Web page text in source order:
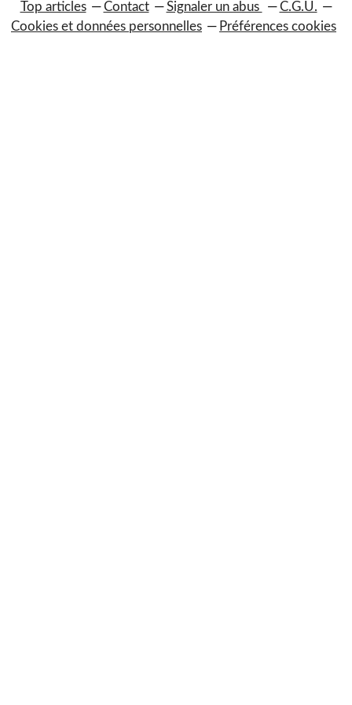
Top articles Contact Signaler un abus
C.G.U.
Cookies et données personnelles
Préférences cookies